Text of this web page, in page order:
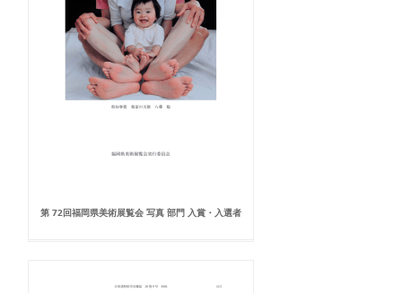
第 72回福岡県美術展覧会 写真 部門 入賞・入選者